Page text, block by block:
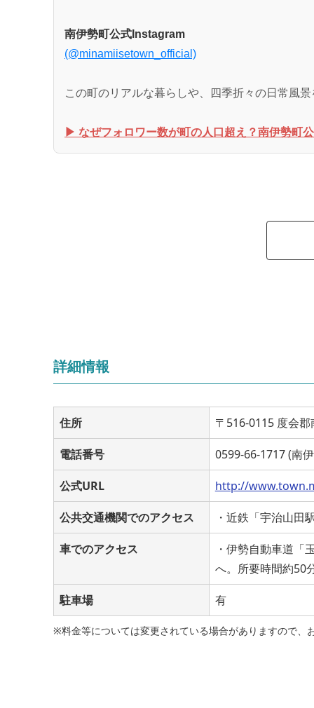
南伊勢町公式Instagram
(@minamiisetown_official)
この町のリアルな暮らしや、四季折々の日常風
▶︎ なぜフォロワー数が町の人口超え？南伊勢町
詳細情報
住所 〒516-0115 度会
電話番号 0599-66-1717 (南
公式URL http://
公共交通機関でのアクセス ・近鉄「宇治山田
車でのアクセス
・伊勢自動車道「
へ。所要時間約50
駐車場 有
※料金等については変更されている場合がありますので、